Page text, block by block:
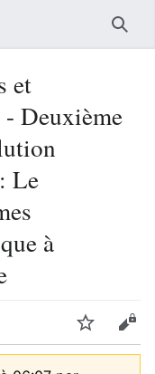
et
Deuxième
Le
à
Suivre